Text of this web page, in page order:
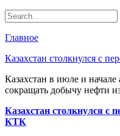
Главное
Казахстан столкнулся с
Казахстан в июле и
сокращать добычу нефти
Казахстан столкнулся с
КТК